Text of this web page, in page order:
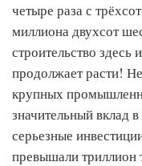
четыре раза с
миллиона двухсот
строительство
продолжает расти!
крупных
значительный вклад
серьезные
превышали триллион